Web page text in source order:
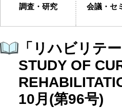
調査・研究 会議・セ
「リハビリテ
STUDY OF
10月(第96号)